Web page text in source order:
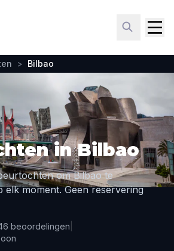
> Bilbao
in Bilbao
om Bilbao te
elk moment. Geen reservering
beoordelingen